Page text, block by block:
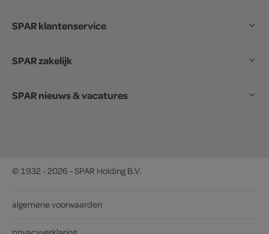
SPAR klantenservice
SPAR zakelijk
SPAR nieuws & vacatures
© 1932 - 2026 - SPAR Holding B.V.
algemene voorwaarden